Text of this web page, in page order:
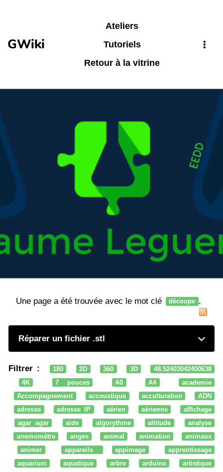
GWiki
Ateliers
Tutoriels
Retour à la vitrine
Une page a été trouvée avec le mot clé découpe .
Réparer un fichier .stl
Filtrer : 180 2D 360 3D
48.52403042400638
4K
7 pouces A0 A4
academie
Accompagnement
accoustique acculturation
ADN
adresse
adresse IP aérien aérienne
affichage
agar agar
aide algorythme altitude
analyse
anemomètre
anges animal animation
animaux
animer
appareils appimage
apprentissage
aquarium
aquatique arbre arduino
artistique